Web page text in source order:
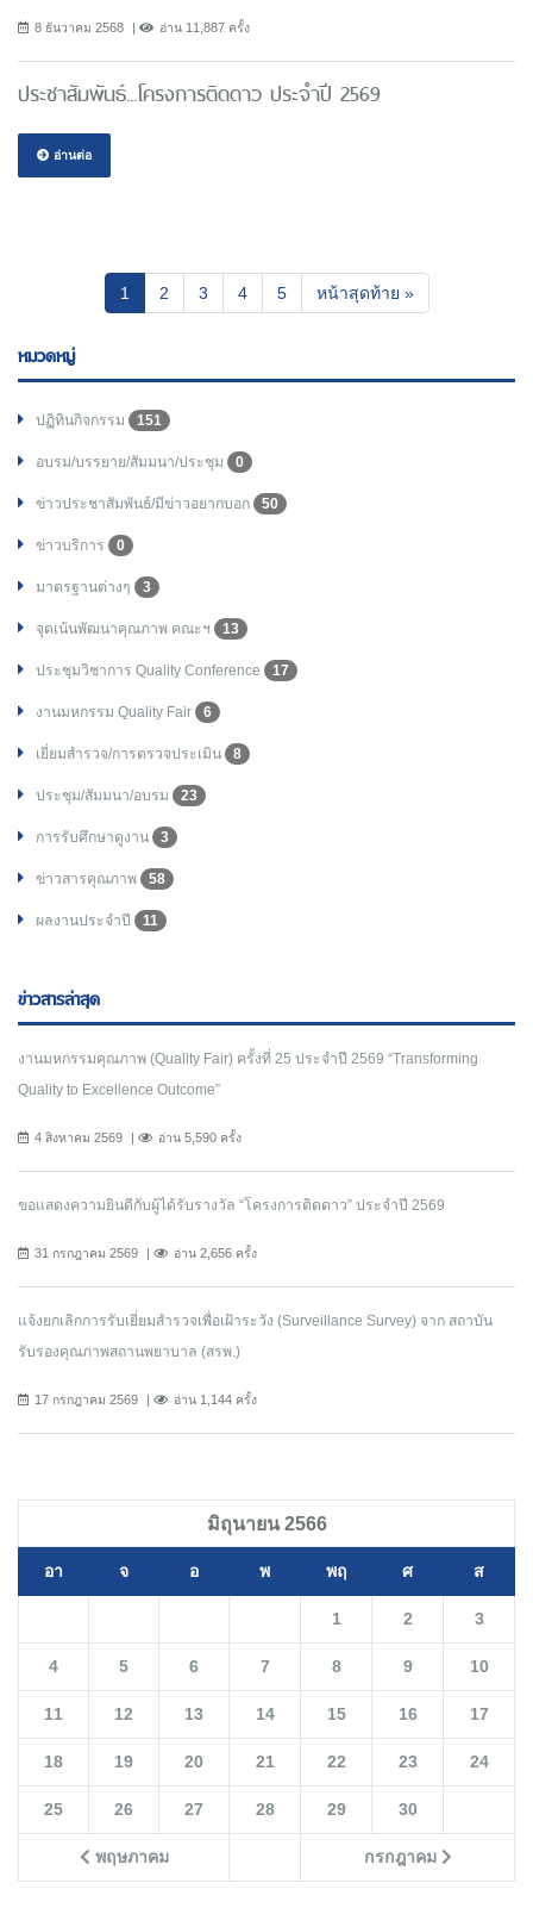
8 ธันวาคม 2568 อ่าน 11,887 ครั้ง
ประชาสัมพันธ์...โครงการติดดาว ประจำปี 2569
อ่านต่อ
1 (current)
2 3 4 5 หน้าสุดท้าย »
หมวดหมู่
ปฏิทินกิจกรรม 151
อบรม/บรรยาย/สัมมนา/ประชุม 0
ข่าวประชาสัมพันธ์/มีข่าวอยากบอก 50
ข่าวบริการ 0
มาตรฐานต่างๆ 3
จุดเน้นพัฒนาคุณภาพ คณะฯ 13
ประชุมวิชาการ Quality Conference 17
งานมหกรรม Quality Fair 6
เยี่ยมสำรวจ/การตรวจประเมิน 8
ประชุม/สัมมนา/อบรม 23
การรับศึกษาดูงาน 3
ข่าวสารคุณภาพ 58
ผลงานประจำปี 11
ข่าวสารล่าสุด
งานมหกรรมคุณภาพ (Quality Fair) ครั้งที่ 25 ประจำปี 2569 “Transforming
Quality to Excellence Outcome”
4 สิงหาคม 2569 อ่าน 5,590 ครั้ง
ขอแสดงความยินดีกับผู้ได้รับรางวัล “โครงการติดดาว” ประจำปี 2569
31 กรกฎาคม 2569 อ่าน 2,656 ครั้ง
แจ้งยกเลิกการรับเยี่ยมสำรวจเพื่อเฝ้าระวัง (Surveillance Survey) จาก สถาบัน
รับรองคุณภาพสถานพยาบาล (สรพ.)
17 กรกฎาคม 2569 อ่าน 1,144 ครั้ง
มิถุนายน 2566
อา จ อ พ พฤ ศ ส
พฤษภาคม กรกฎาคม
1 2 3
4 5 6 7 8 9 10
11 12 13 14 15 16 17
18 19 20 21 22 23 24
25 26 27 28 29 30